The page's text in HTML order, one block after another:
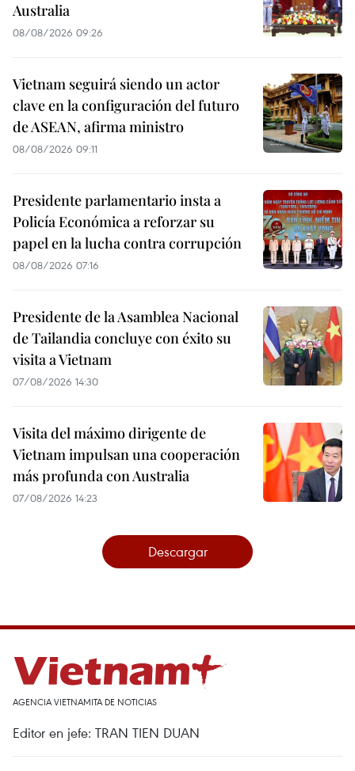
Australia
08/08/2026 09:26
Vietnam seguirá siendo un actor
clave en la configuración del futuro
de ASEAN, afirma ministro
08/08/2026 09:11
Presidente parlamentario insta a
Policía Económica a reforzar su
papel en la lucha contra corrupción
08/08/2026 07:16
Presidente de la Asamblea Nacional
de Tailandia concluye con éxito su
visita a Vietnam
07/08/2026 14:30
Visita del máximo dirigente de
Vietnam impulsan una cooperación
más profunda con Australia
07/08/2026 14:23
Descargar
AGENCIA VIETNAMITA DE NOTICIAS
Editor en jefe: TRAN TIEN DUAN